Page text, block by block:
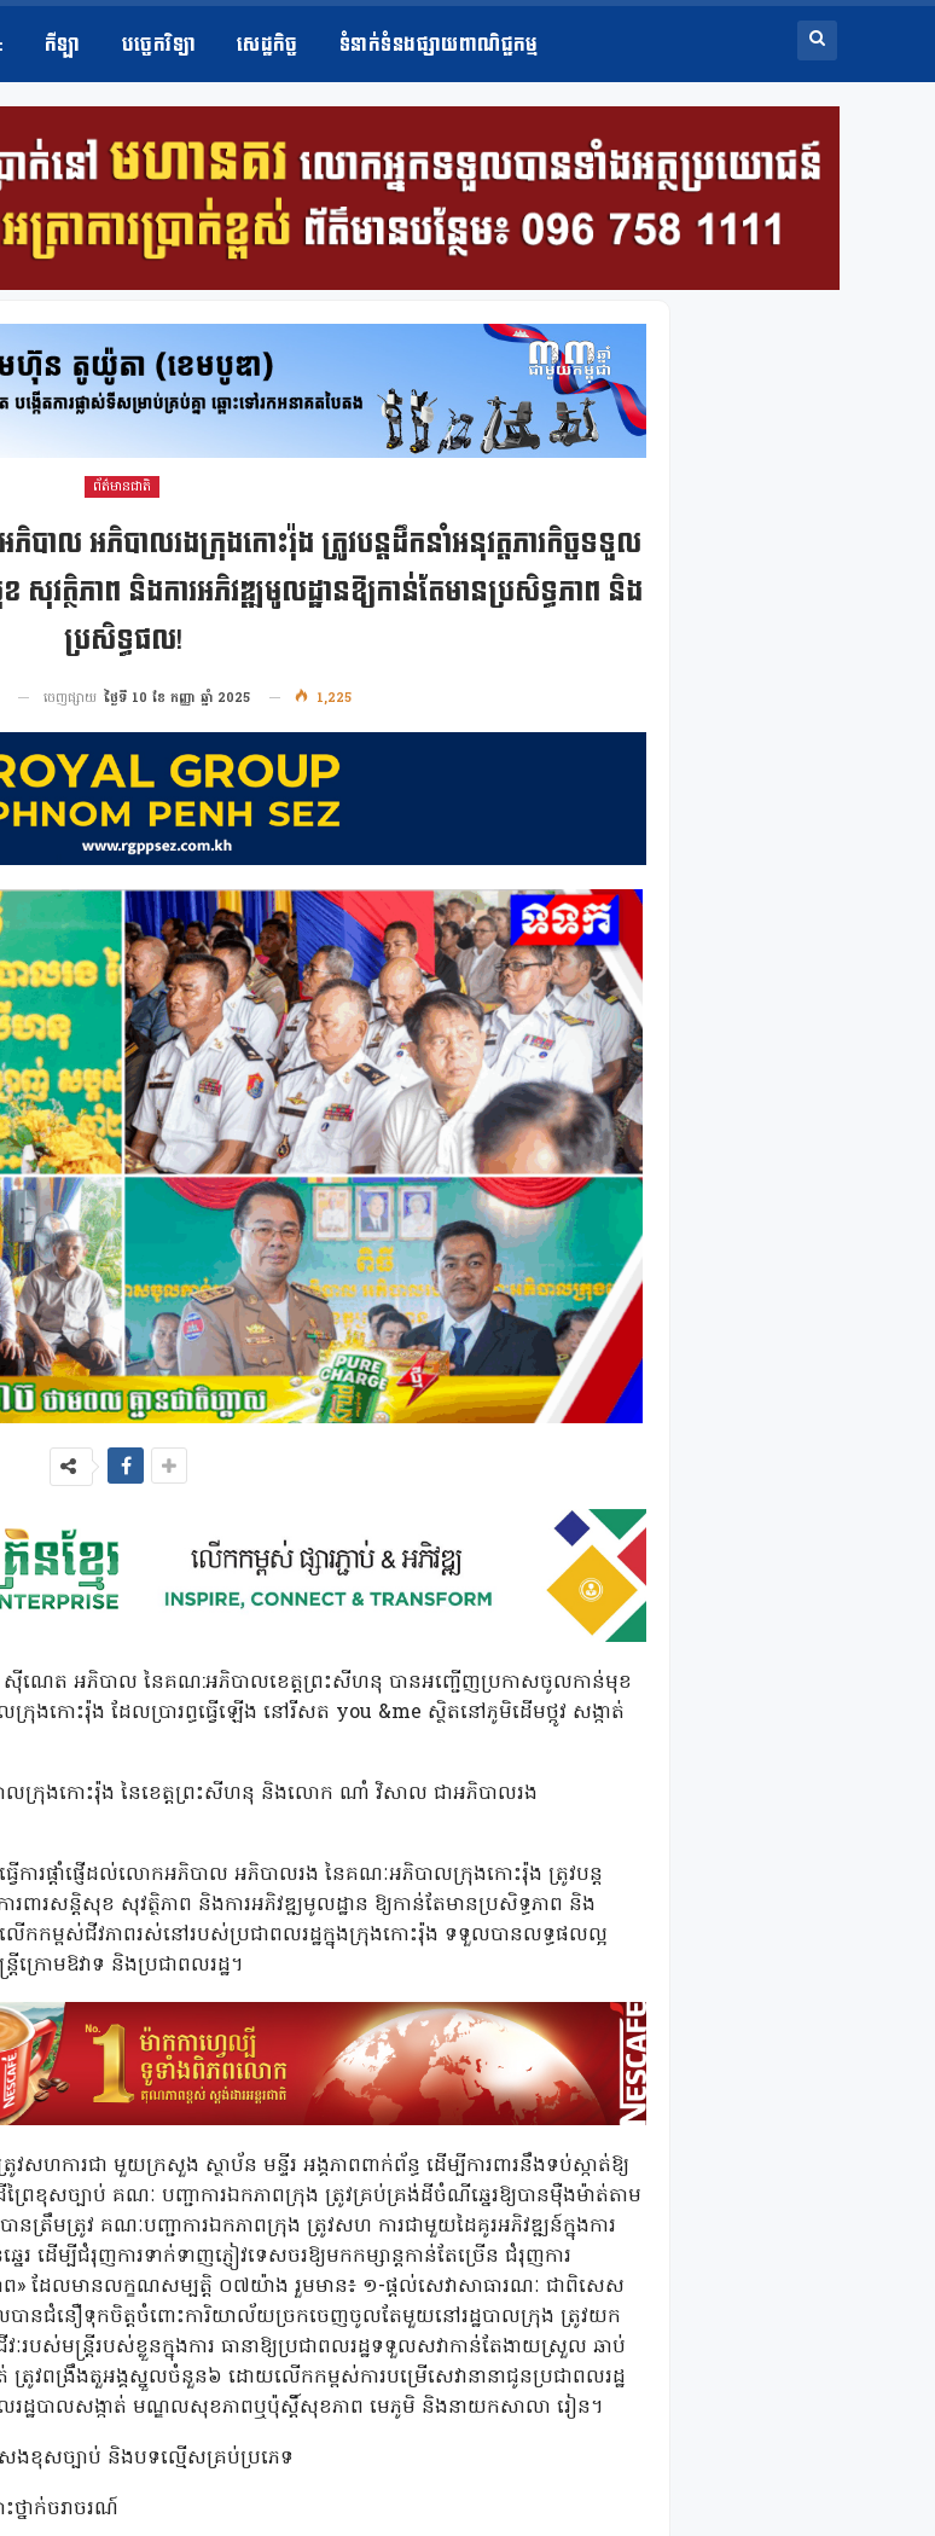
កីឡា បច្ចេកវិទ្យា សេដ្ឋកិច្ច ទំនាក់ទំនងផ្សាយពាណិជ្ជកម្ម
ព័ត៌មានជាតិ
ាល អភិបាលរងក្រុងកោះរ៉ុង ត្រូវបន្តដឹកនាំអនុវត្តភារកិច្ចទទួល
វត្ថិភាព និងការអភិវឌ្ឍមូលដ្ឋានឱ្យកាន់តែមានប្រសិទ្ធភាព និង
ប្រសិទ្ធផល!
ចេញផ្សាយ ថ្ងៃទី 10 ខែ កញ្ញា ឆ្នាំ 2025 1,225
ាង ស៊ីណេត អភិបាល នៃគណ:អភិបាលខេត្តព្រះសីហនុ បានអញ្ជើញប្រកាសចូលកាន់មុខ
ោះរ៉ុង ដែលប្រារព្ធធ្វើឡើង នៅរីសត you &me ស្ថិតនៅភូមិដើមថ្កូវ សង្កាត់
ក្រុងកោះរ៉ុង នៃខេត្តព្រះសីហនុ និងលោក ណាំ វិសាល ជាអភិបាលរង
ារផ្តាំផ្ញើដល់លោកអភិបាល អភិបាលរង នៃគណៈអភិបាលក្រុងកោះរ៉ុង ត្រូវបន្ត
ារសន្តិសុខ សុវត្ថិភាព និងការអភិវឌ្ឍមូលដ្ឋាន ឱ្យកាន់តែមានប្រសិទ្ធភាព និង
កកម្ពស់ជីវភាពរស់នៅរបស់ប្រជាពលរដ្ឋក្នុងក្រុងកោះរ៉ុង ទទួលបានលទ្ធផលល្អ
ក្រោមឱវាទ និងប្រជាពលរដ្ឋ។
ហការជា មួយក្រសួង ស្ថាប័ន មន្ទីរ អង្គភាពពាក់ព័ន្ធ ដើម្បីការពារនឹងទប់ស្កាត់ឱ្យ
ព្រៃខុសច្បាប់ គណៈ បញ្ជាការឯកភាពក្រុង ត្រូវគ្រប់គ្រង់ដីចំណីឆ្នេរឱ្យបានម៉ឺងម៉ាត់តាម
ត្រឹមត្រូវ គណៈបញ្ជាការឯកភាពក្រុង ត្រូវសហ ការជាមួយដៃគូរអភិវឌ្ឍន៍ក្នុងការ
ើម្បីជំរុញការទាក់ទាញភ្ញៀវទេសចរឱ្យមកកម្សាន្តកាន់តែច្រើន ជំរុញការ
» ដែលមានលក្ខណសម្បត្តិ ០៧យ៉ាង រួមមាន៖ ១-ផ្តល់សេវាសាធារណៈ ជាពិសេស
បានជំនឿទុកចិត្តចំពោះការិយាល័យច្រកចេញចូលតែមួយនៅរដ្ឋបាលក្រុង ត្រូវយក
ៈរបស់មន្ត្រីរបស់ខ្លួនក្នុងការ ធានាឱ្យប្រជាពលរដ្ឋទទួលសវាកាន់តែងាយស្រួល ឆាប់
ត្រូវពង្រឹងតួអង្គស្នួលចំនួន៦ ដោយលើកកម្ពស់ការបម្រើសេវានានាជូនប្រជាពលរដ្ឋ
លរដ្ឋបាលសង្កាត់ មណ្ឌលសុខភាពឬប៉ុស្តិ៍សុខភាព មេភូមិ និងនាយកសាលា រៀន។
ខុសច្បាប់ និងបទល្មើសគ្រប់ប្រភេទ
ថ្នាក់ចរាចរណ៍